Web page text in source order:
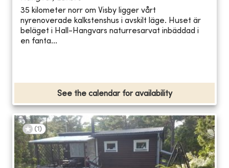
35 kilometer norr om Visby ligger vårt
nyrenoverade kalkstenshus i avskilt läge. Huset är
beläget i Hall-Hangvars naturresarvat inbäddad i
en fanta...
See the calendar for availability
(1 )